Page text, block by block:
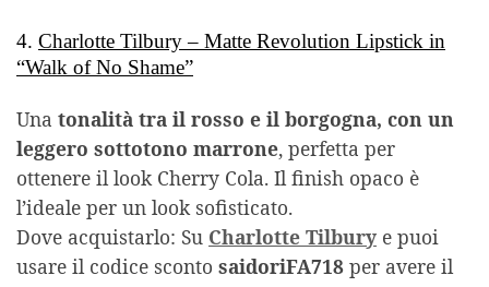
4. Charlotte Tilbury – Matte Revolution Lipstick in
“Walk of No Shame”
Una tonalità tra il rosso e il borgogna, con un
leggero sottotono marrone, perfetta per
ottenere il look Cherry Cola. Il finish opaco è
l’ideale per un look sofisticato.
Dove acquistarlo: Su Charlotte Tilbury e puoi
usare il codice sconto saidoriFA718 per avere il